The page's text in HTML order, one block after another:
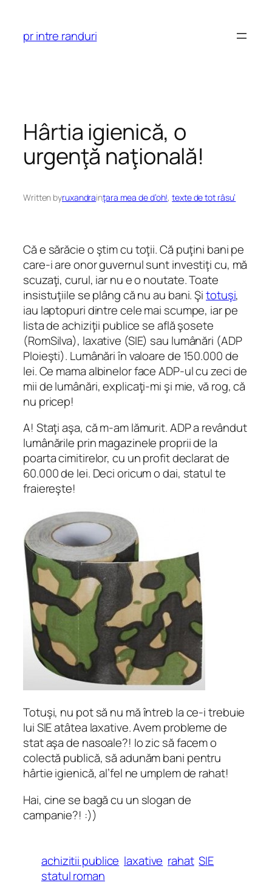
content
pr intre randuri
Hârtia igienică, o
urgenţă naţională!
Written byruxandrainţara mea de d’oh!, texte de tot râsu’
Că e sărăcie o ştim cu toţii. Că puţini bani pe
care-i are onor guvernul sunt investiţi cu, mă
scuzaţi, curul, iar nu e o noutate. Toate
insistuţiile se plâng că nu au bani. Şitotuşi,
iau laptopuri dintre cele mai scumpe, iar pe
lista de achiziţii publice se află şosete
(RomSilva), laxative (SIE) sau lumânări (ADP
Ploieşti). Lumânări în valoare de 150.000 de
lei. Ce mama albinelor face ADP-ul cu zeci de
mii de lumânări, explicaţi-mi şi mie, vă rog, că
nu pricep!
A! Staţi aşa, că m-am lămurit. ADP a revândut
lumânările prin magazinele proprii de la
poarta cimitirelor, cu un profit declarat de
60.000 de lei. Deci oricum o dai, statul te
fraiereşte!
Totuşi, nu pot să nu mă întreb la ce-i trebuie
lui SIE atâtea laxative. Avem probleme de
stat aşa de nasoale?! Io zic să facem o
colectă publică, să adunăm bani pentru
hârtie igienică, al’fel ne umplem de rahat!
Hai, cine se bagă cu un slogan de
campanie?! :))
achizitii publice laxative rahat SIE
statul roman